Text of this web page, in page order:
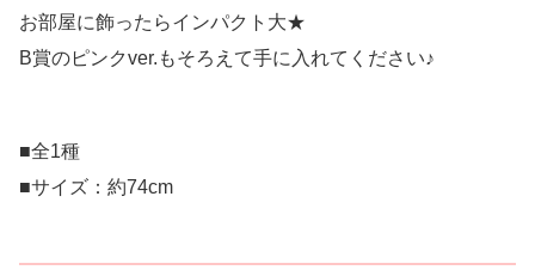
お部屋に飾ったらインパクト大★
B賞のピンクver.もそろえて手に入れてください♪
■全1種
■サイズ：約74cm